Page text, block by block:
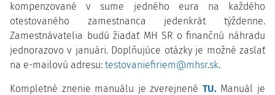
kompenzované v sume jedného eura na každého
otestovaného zamestnanca jedenkrát týždenne.
Zamestnávatelia budú žiadať MH SR o finančnú náhradu
jednorazovo v januári. Doplňujúce otázky je možné zaslať
na e-mailovú adresu: testovaniefiriem@mhsr.sk.
Kompletné znenie manuálu je zverejnené TU. Manuál je